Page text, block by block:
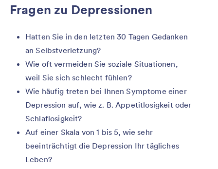
Fragen zu Depressionen
Hatten Sie in den letzten 30 Tagen Gedanken
an Selbstverletzung?
Wie oft vermeiden Sie soziale Situationen,
weil Sie sich schlecht fühlen?
Wie häufig treten bei Ihnen Symptome einer
Depression auf, wie z. B. Appetitlosigkeit oder
Schlaflosigkeit?
Auf einer Skala von 1 bis 5, wie sehr
beeinträchtigt die Depression Ihr tägliches
Leben?